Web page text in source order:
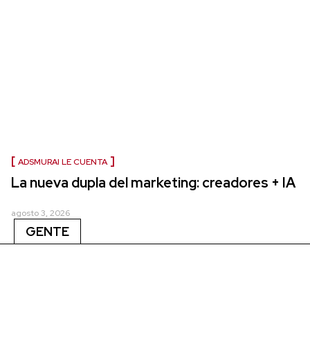
ADSMURAI LE CUENTA
La nueva dupla del marketing: creadores + IA
agosto 3, 2026
GENTE